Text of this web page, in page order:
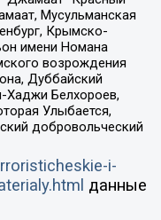
Мусульманская
Крымско-
имени Номана
возрождения
Дуббайский
Хаджи Белхороев,
Улыбается,
добровольческий
i-
данные